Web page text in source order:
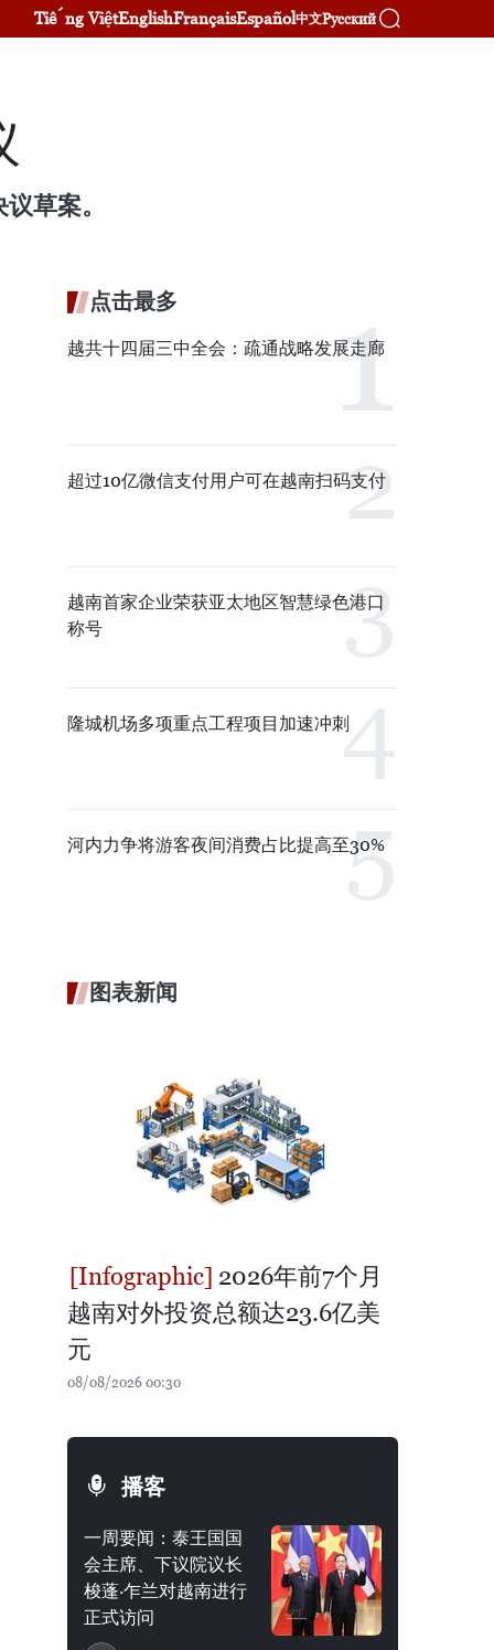
Tiếng ViệtEnglishFrançaisEspañol中文Русский
草案。
点击最多
越共十四届三中全会：疏通战略发展走廊
超过10亿微信支付用户可在越南扫码支付
越南首家企业荣获亚太地区智慧绿色港口
称号
隆城机场多项重点工程项目加速冲刺
河内力争将游客夜间消费占比提高至30%
图表新闻
2026年前7个月
越南对外投资总额达23.6亿美
元
08/08/2026 00:30
播客
一周要闻：泰王国国
会主席、下议院议长
梭蓬·乍兰对越南进行
正式访问